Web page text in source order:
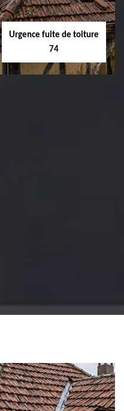
Urgence fuite de toiture
74